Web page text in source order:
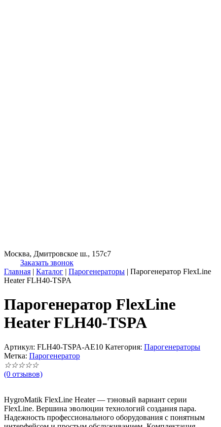
Москва, Дмитровское ш., 157с7
Заказать звонок
Главная | Каталог | Парогенераторы | Парогенератор FlexLine
Heater FLH40-TSPA
Парогенератор FlexLine
Heater FLH40-TSPA
Артикул: FLH40-TSPA-AE10 Категория: Парогенераторы
Метка: Парогенератор
☆☆☆☆☆
(0 отзывов)
HygroMatik FlexLine Heater — тэновый вариант серии
FlexLine. Вершина эволюции технологий создания пара.
Надежность профессионального оборудования с понятным